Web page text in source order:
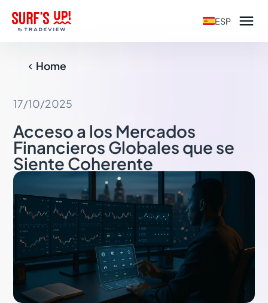
ESP 
 Home
17/10/2025
Acceso a los Mercados
Financieros Globales que se
Siente Coherente